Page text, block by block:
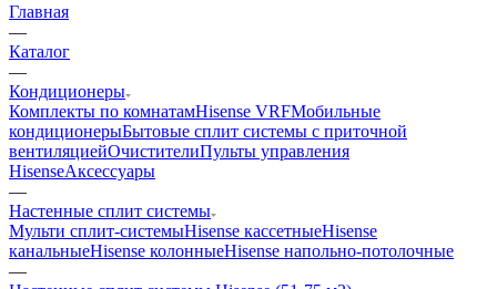
Главная
—
Каталог
—
Кондиционеры
Комплекты по комнатамHisense VRFМобильные
кондиционерыБытовые сплит системы с приточной
вентиляциейОчистителиПульты управления
HisenseАксессуары
—
Настенные сплит системы
Мульти сплит-системыHisense кассетныеHisense
канальныеHisense колонныеHisense напольно-потолочные
—